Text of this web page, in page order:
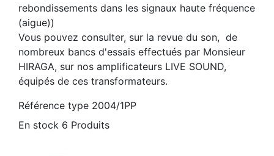
rebondissements dans les signaux haute fréquence
(aigue))
Vous pouvez consulter, sur la revue du son, de
nombreux bancs d'essais effectués par Monsieur
HIRAGA, sur nos amplificateurs LIVE SOUND,
équipés de ces transformateurs.
Référence type 2004/1PP
En stock 6 Produits